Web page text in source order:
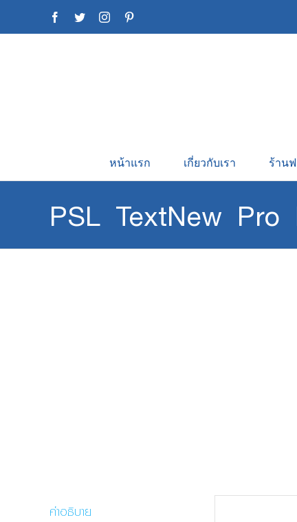
Facebook
TwitterInstagram
หน้าแรก เกี่ยวกับเรา ร้าน
PSL TextNew Pro
คำอธิบาย